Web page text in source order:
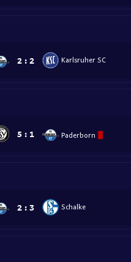
2 : 2 Karlsruher SC
5 : 1 Paderborn
2 : 3 Schalke